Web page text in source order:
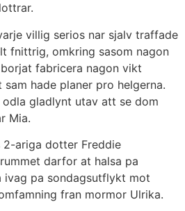
villig serios nar sjalv traffade
fnittrig, omkring sasom nagon
fabricera nagon vikt
hade planer pro helgerna.
gladlynt utav att se dom
Mia.
2-ariga dotter Freddie
darfor at halsa pa
ivag pa sondagsutflykt mot
fran mormor Ulrika.